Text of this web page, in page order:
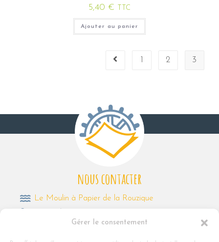
Gérer le consentement
5,40 € TTC
Ajouter au panier
1 2 3
nous contacter
Le Moulin à Papier de la Rouzique